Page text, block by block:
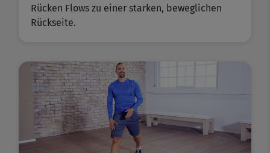
Rücken Flows zu einer starken, beweglichen
Rückseite.